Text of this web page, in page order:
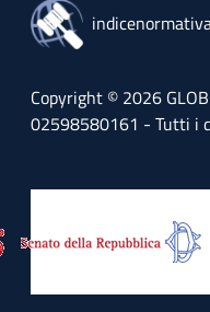
Copyright © 2026
02598580161 - Tutti i